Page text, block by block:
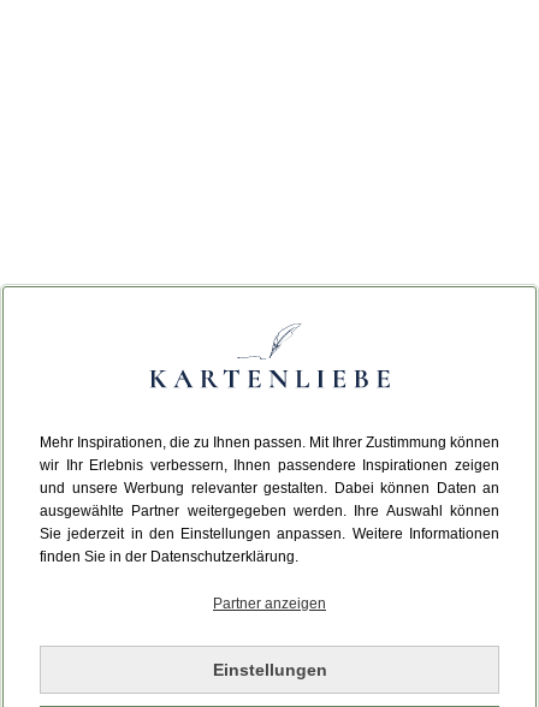
Mehr Inspirationen, die zu Ihnen passen. Mit Ihrer Zustimmung können
wir Ihr Erlebnis verbessern, Ihnen passendere Inspirationen zeigen
und unsere Werbung relevanter gestalten. Dabei können Daten an
ausgewählte Partner weitergegeben werden. Ihre Auswahl können
Sie jederzeit in den Einstellungen anpassen. Weitere Informationen
finden Sie in der Datenschutzerklärung.
Partner anzeigen
Einstellungen